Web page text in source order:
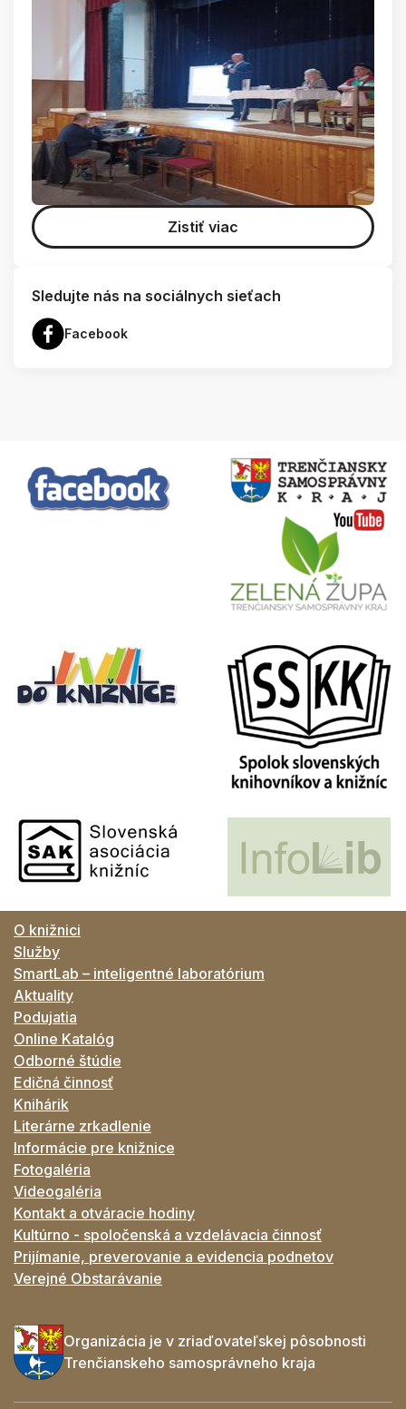
Zistiť viac
Sledujte nás na sociálnych sieťach
Facebook
O knižnici
Služby
SmartLab – inteligentné laboratórium
Aktuality
Podujatia
Online Katalóg
Odborné štúdie
Edičná činnosť
Knihárik
Literárne zrkadlenie
Informácie pre knižnice
Fotogaléria
Videogaléria
Kontakt a otváracie hodiny
Kultúrno - spoločenská a vzdelávacia činnosť
Prijímanie, preverovanie a evidencia podnetov
Verejné Obstarávanie
Organizácia je v zriaďovateľskej pôsobnosti
Trenčianskeho samosprávneho kraja